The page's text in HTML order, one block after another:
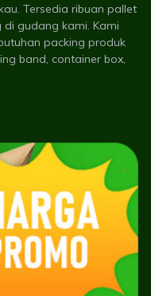
Tersedia ribuan pallet
gudang kami. Kami
packing produk
band, container box,